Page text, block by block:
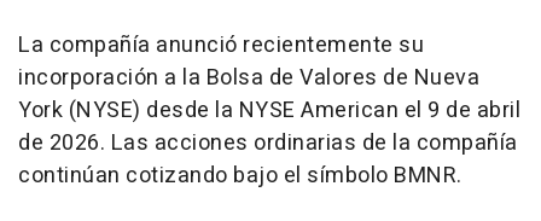
La compañía anunció recientemente su
incorporación a la Bolsa de Valores de Nueva
York (NYSE) desde la NYSE American el 9 de abril
de 2026. Las acciones ordinarias de la compañía
continúan cotizando bajo el símbolo BMNR.